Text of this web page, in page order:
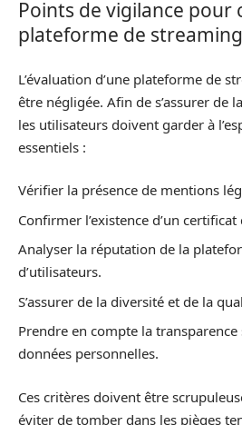
Points de vigilance pour
plateforme de streaming
L’évaluation d’une plateforme de
être négligée. Afin de s’assurer de
les utilisateurs doivent garder à
essentiels :
Vérifier la présence de mentions
Confirmer l’existence d’un certificat
Analyser la réputation de la
d’utilisateurs.
S’assurer de la diversité et de la
Prendre en compte la
données personnelles.
Ces critères doivent être
éviter de tomber dans les pièges